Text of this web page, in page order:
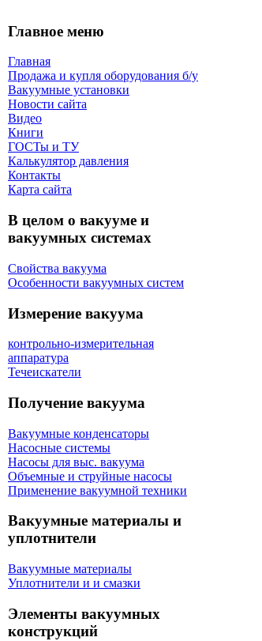
Главное меню
Главная
Продажа и купля оборудования б/y
Вакуумные установки
Новости сайта
Видео
Книги
ГОСТы и ТУ
Калькулятор давления
Контакты
Карта сaйта
В целом о вакууме и
вакуумных системах
Свойства вакуума
Особенности вакуумных систем
Измерение вакуума
контрольно-измерительная
аппаратура
Течеискатели
Получение вакуума
Вакуумные конденсаторы
Насосные системы
Насосы для выс. вакуума
Объемные и струйные насосы
Применение вакуумной техники
Вакуумные материалы и
уплотнители
Вакуумные материалы
Уплотнители и и смазки
Элементы вакуумных
конструкций